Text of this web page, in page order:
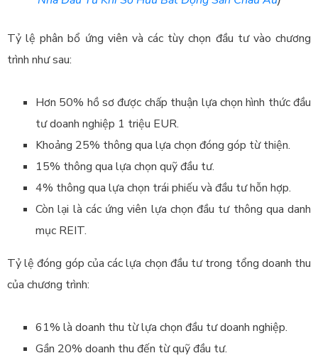
Tỷ lệ phân bổ ứng viên và các tùy chọn đầu tư vào chương
trình như sau:
Hơn 50% hồ sơ được chấp thuận lựa chọn hình thức đầu
tư doanh nghiệp 1 triệu EUR.
Khoảng 25% thông qua lựa chọn đóng góp từ thiện.
15% thông qua lựa chọn quỹ đầu tư.
4% thông qua lựa chọn trái phiếu và đầu tư hỗn hợp.
Còn lại là các ứng viên lựa chọn đầu tư thông qua danh
mục REIT.
Tỷ lệ đóng góp của các lựa chọn đầu tư trong tổng doanh thu
của chương trình:
61% là doanh thu từ lựa chọn đầu tư doanh nghiệp.
Gần 20% doanh thu đến từ quỹ đầu tư.